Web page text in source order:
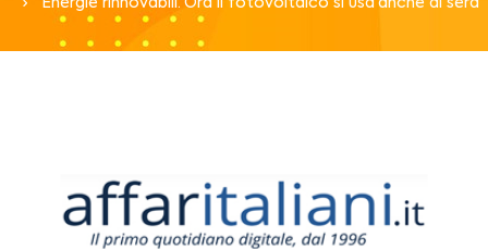
Energie rinnovabili. Ora il fotovoltaico si usa anche di sera